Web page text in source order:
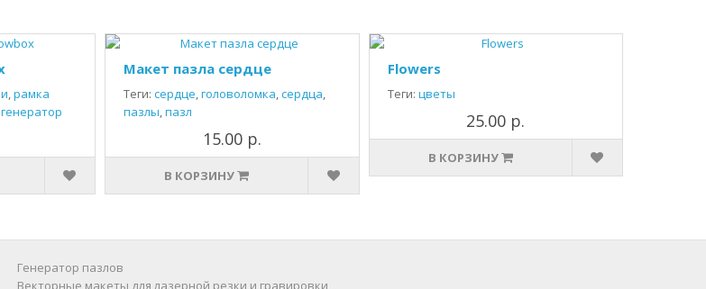
,рамка
генератор
Макет пазла сердце
Теги: сердце,головоломка,сердца,
пазлы,пазл
15.00 р.
В КОРЗИНУ
Flowers
Теги: цветы
25.00 р.
В КОРЗИНУ
Генератор пазлов
Векторные макеты для лазерной резки и гравировки